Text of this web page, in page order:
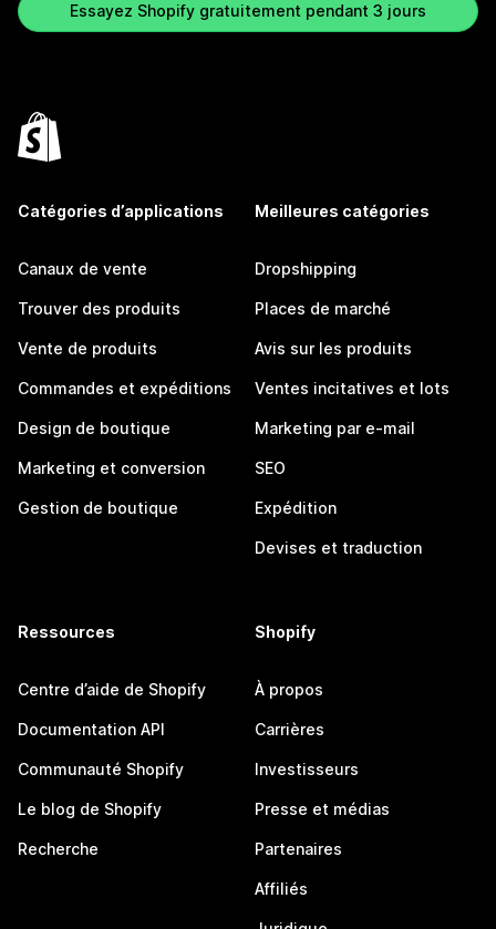
Essayez Shopify gratuitement pendant 3 jours
Catégories d’applications
Canaux de vente
Trouver des produits
Vente de produits
Commandes et expéditions
Design de boutique
Marketing et conversion
Gestion de boutique
Meilleures catégories
Dropshipping
Places de marché
Avis sur les produits
Ventes incitatives et lots
Marketing par e-mail
SEO
Expédition
Devises et traduction
Ressources
Centre d’aide de Shopify
Documentation API
Communauté Shopify
Le blog de Shopify
Recherche
Shopify
À propos
Carrières
Investisseurs
Presse et médias
Partenaires
Affiliés